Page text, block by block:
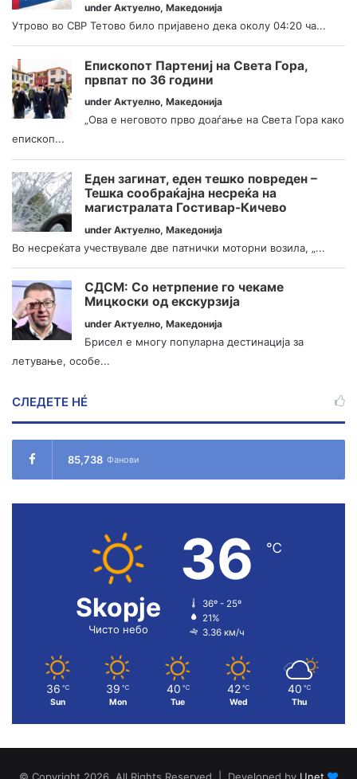
under Актуелно, Македонија
Утрово во СВР Тетово било пријавено дека околу 04:20 ча...
Епископот Партениј на Света Гора,
првпат по 36 години
under Актуелно, Македонија
„Ова е неговото прво доаѓање на Света Гора како
епископ...
Еден загинат, еден тешко повреден –
Тешка сообраќајна несреќа на
магистралата Гостивар-Кичево
under Актуелно, Македонија
Во несреќата учествувале две патнички моторни возила, „...
СДСМ: Со нетрпение го чекаме
Мицкоски од екскурзија
under Актуелно, Македонија
Брисел е многу популарна дестинација за
летување, особе...
СЛЕДЕТЕ НÉ
85,738 Фанови
Skopje
Чисто небо
36 ℃
36º - 25º
21%
3.36 км/ч
36 ℃
Sun
39 ℃
Mon
40 ℃
Tue
42 ℃
Wed
40 ℃
Thu